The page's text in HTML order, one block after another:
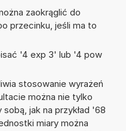
zaokrąglić do
przecinku, jeśli ma to
'4 exp 3' lub '4 pow
stosowanie wyrażeń
można nie tylko
jak na przykład '68
miary można